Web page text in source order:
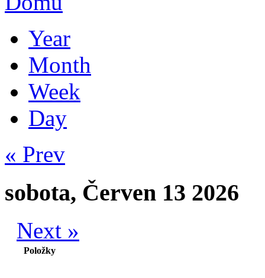
Year
Month
Week
Day
« Prev
sobota, Červen 13 2026
Next »
Položky